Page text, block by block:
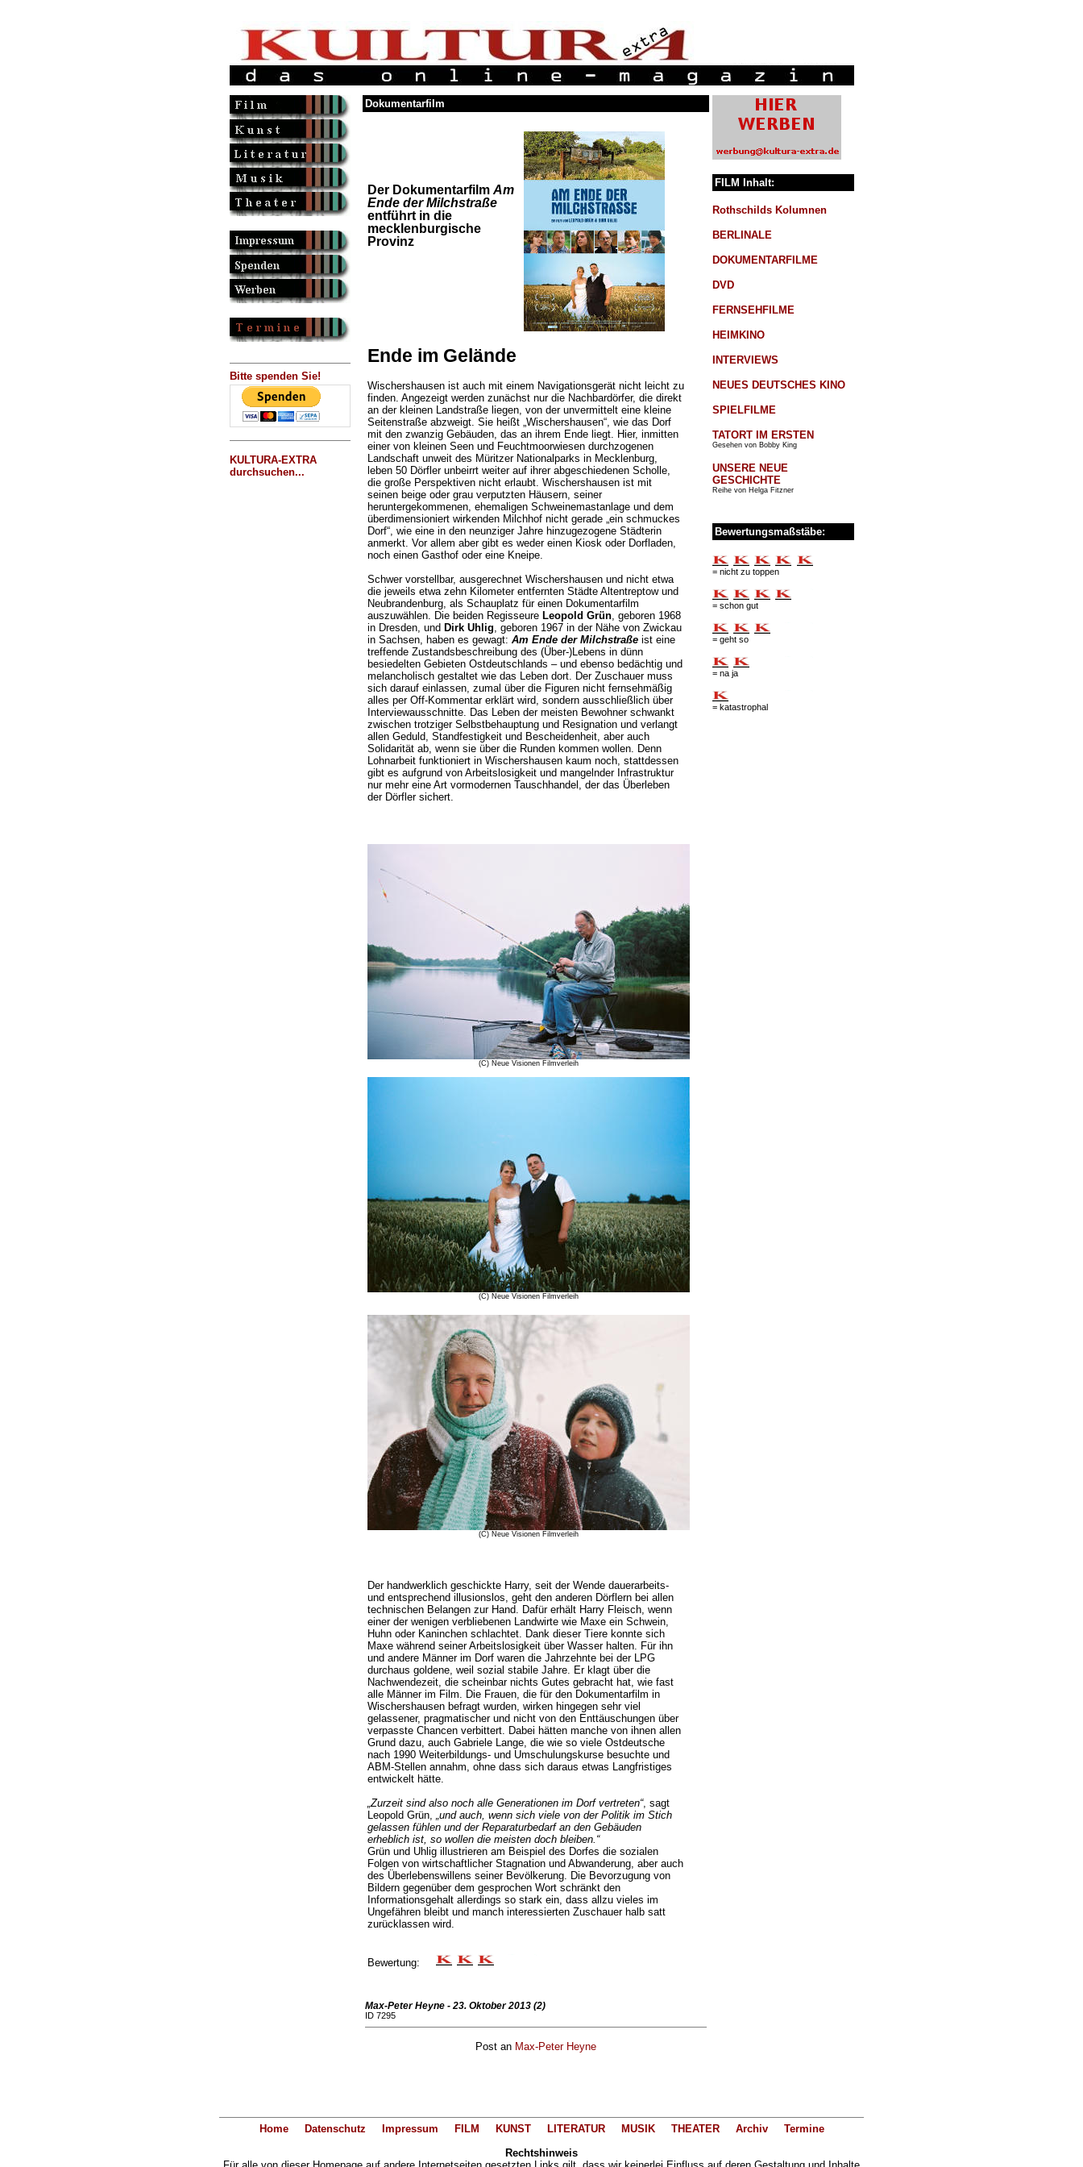
Bitte spenden Sie!
KULTURA-EXTRA
durchsuchen...
Dokumentarfilm
Der Dokumentarfilm Am
Ende der Milchstraße
entführt in die
mecklenburgische
Provinz
Ende im Gelände
Wischershausen ist auch mit einem Navigationsgerät nicht leicht zu
finden. Angezeigt werden zunächst nur die Nachbardörfer, die direkt
an der kleinen Landstraße liegen, von der unvermittelt eine kleine
Seitenstraße abzweigt. Sie heißt „Wischershausen“, wie das Dorf
mit den zwanzig Gebäuden, das an ihrem Ende liegt. Hier, inmitten
einer von kleinen Seen und Feuchtmoorwiesen durchzogenen
Landschaft unweit des Müritzer Nationalparks in Mecklenburg,
leben 50 Dörfler unbeirrt weiter auf ihrer abgeschiedenen Scholle,
die große Perspektiven nicht erlaubt. Wischershausen ist mit
seinen beige oder grau verputzten Häusern, seiner
heruntergekommenen, ehemaligen Schweinemastanlage und dem
überdimensioniert wirkenden Milchhof nicht gerade „ein schmuckes
Dorf“, wie eine in den neunziger Jahre hinzugezogene Städterin
anmerkt. Vor allem aber gibt es weder einen Kiosk oder Dorfladen,
noch einen Gasthof oder eine Kneipe.
Schwer vorstellbar, ausgerechnet Wischershausen und nicht etwa
die jeweils etwa zehn Kilometer entfernten Städte Altentreptow und
Neubrandenburg, als Schauplatz für einen Dokumentarfilm
auszuwählen. Die beiden Regisseure Leopold Grün, geboren 1968
in Dresden, und Dirk Uhlig, geboren 1967 in der Nähe von Zwickau
in Sachsen, haben es gewagt: Am Ende der Milchstraßeist eine
treffende Zustandsbeschreibung des (Über-)Lebens in dünn
besiedelten Gebieten Ostdeutschlands – und ebenso bedächtig und
melancholisch gestaltet wie das Leben dort. Der Zuschauer muss
sich darauf einlassen, zumal über die Figuren nicht fernsehmäßig
alles per Off-Kommentar erklärt wird, sondern ausschließlich über
Interviewausschnitte. Das Leben der meisten Bewohner schwankt
zwischen trotziger Selbstbehauptung und Resignation und verlangt
allen Geduld, Standfestigkeit und Bescheidenheit, aber auch
Solidarität ab, wenn sie über die Runden kommen wollen. Denn
Lohnarbeit funktioniert in Wischershausen kaum noch, stattdessen
gibt es aufgrund von Arbeitslosigkeit und mangelnder Infrastruktur
nur mehr eine Art vormodernen Tauschhandel, der das Überleben
der Dörfler sichert.
(C) Neue Visionen Filmverleih
(C) Neue Visionen Filmverleih
(C) Neue Visionen Filmverleih
Der handwerklich geschickte Harry, seit der Wende dauerarbeits-
und entsprechend illusionslos, geht den anderen Dörflern bei allen
technischen Belangen zur Hand. Dafür erhält Harry Fleisch, wenn
einer der wenigen verbliebenen Landwirte wie Maxe ein Schwein,
Huhn oder Kaninchen schlachtet. Dank dieser Tiere konnte sich
Maxe während seiner Arbeitslosigkeit über Wasser halten. Für ihn
und andere Männer im Dorf waren die Jahrzehnte bei der LPG
durchaus goldene, weil sozial stabile Jahre. Er klagt über die
Nachwendezeit, die scheinbar nichts Gutes gebracht hat, wie fast
alle Männer im Film. Die Frauen, die für den Dokumentarfilm in
Wischershausen befragt wurden, wirken hingegen sehr viel
gelassener, pragmatischer und nicht von den Enttäuschungen über
verpasste Chancen verbittert. Dabei hätten manche von ihnen allen
Grund dazu, auch Gabriele Lange, die wie so viele Ostdeutsche
nach 1990 Weiterbildungs- und Umschulungskurse besuchte und
ABM-Stellen annahm, ohne dass sich daraus etwas Langfristiges
entwickelt hätte.
„Zurzeit sind also noch alle Generationen im Dorf vertreten“, sagt
Leopold Grün, „und auch, wenn sich viele von der Politik im Stich
gelassen fühlen und der Reparaturbedarf an den Gebäuden
erheblich ist, so wollen die meisten doch bleiben.“
Grün und Uhlig illustrieren am Beispiel des Dorfes die sozialen
Folgen von wirtschaftlicher Stagnation und Abwanderung, aber auch
des Überlebenswillens seiner Bevölkerung. Die Bevorzugung von
Bildern gegenüber dem gesprochen Wort schränkt den
Informationsgehalt allerdings so stark ein, dass allzu vieles im
Ungefähren bleibt und manch interessierten Zuschauer halb satt
zurücklassen wird.
Bewertung:
Max-Peter Heyne - 23. Oktober 2013 (2)
ID 7295
Post an Max-Peter Heyne
FILM Inhalt:
Rothschilds Kolumnen
BERLINALE
DOKUMENTARFILME
DVD
FERNSEHFILME
HEIMKINO
INTERVIEWS
NEUES DEUTSCHES KINO
SPIELFILME
TATORT IM ERSTEN
Gesehen von Bobby King
UNSERE NEUE
GESCHICHTE
Reihe von Helga Fitzner
Bewertungsmaßstäbe:
= nicht zu toppen
= schon gut
= geht so
= na ja
= katastrophal
Home Datenschutz Impressum FILM KUNST LITERATUR MUSIK THEATER Archiv
Termine
Rechtshinweis